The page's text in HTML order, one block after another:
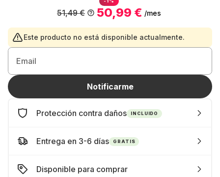
50,99 € /mes
51,49 €
Este producto no está disponible actualmente.
Email
Notificarme
Protección contra daños INCLUIDO
Entrega en 3-6 días GRATIS
Disponible para comprar